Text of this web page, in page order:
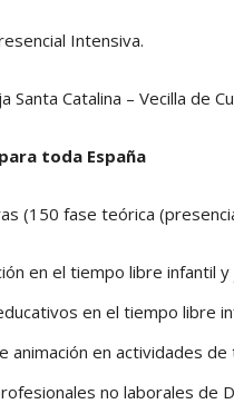
Intensiva.
Santa Catalina – Vecilla de
toda España
(150 fase teórica
en el tiempo libre infantil y
en el tiempo libre
animación en actividades de
no laborales de